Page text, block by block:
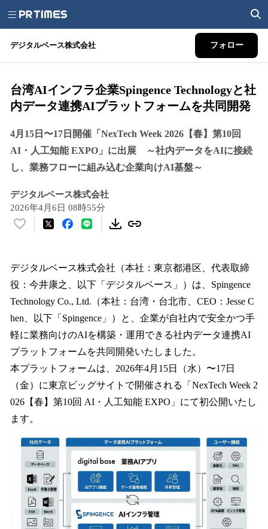
デジタルベース株式会社 フォロー
台湾AIインフラ企業Spingence Technologyと社
内データ連携AIプラットフォームを共同開発
4月15日〜17日開催「NexTech Week 2026【春】第10回
AI・人工知能 EXPO」に出展 ～社内データをAIに接続
し、業務フローに組み込む企業向けAI基盤～
デジタルベース株式会社
2026年4月6日 08時55分
い
！
読
み
込
み
中
で
す
デジタルベース株式会社（本社：東京都港区、代表取締
役：今井康之、以下「デジタルベース」）は、Spingence
Technology Co., Ltd.（本社：台湾・台北市、CEO：Jesse C
hen、以下「Spingence」）と、企業が自社内で安全かつ手
軽に業務向けのAIを構築・運用できる社内データ連携AI
プラットフォームを共同開発いたしました。
本プラットフォームは、2026年4月15日（水）〜17日
（金）に東京ビッグサイトで開催される「NexTech Week 2
026【春】第10回 AI・人工知能 EXPO」にて初公開いたし
ます。